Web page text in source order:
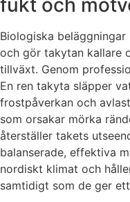
fukt och
Biologiska
och gör takytan kallare
tillväxt. Genom
En ren takyta släpper
frostpåverkan och
som orsakar mörka
återställer takets
balanserade, effektiva
nordiskt klimat och
samtidigt som de ger